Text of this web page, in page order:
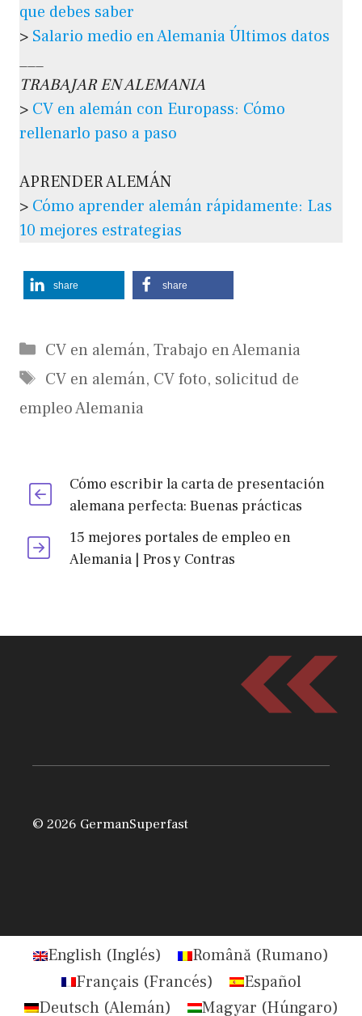
que debes saber
> Salario medio en Alemania Últimos datos
TRABAJAR EN ALEMANIA
> CV en alemán con Europass: Cómo
rellenarlo paso a paso
APRENDER ALEMÁN
> Cómo aprender alemán rápidamente: Las
10 mejores estrategias
share share
Categorías
CV en alemán, Trabajo en Alemania
Etiquetas
CV en alemán, CV foto, solicitud de
empleo Alemania
Cómo escribir la carta de presentación
alemana perfecta: Buenas prácticas
15 mejores portales de empleo en
Alemania | Pros y Contras
© 2026 GermanSuperfast
English (Inglés) Română (Rumano)
Français (Francés)
Español
Deutsch(Alemán) Magyar (Húngaro)